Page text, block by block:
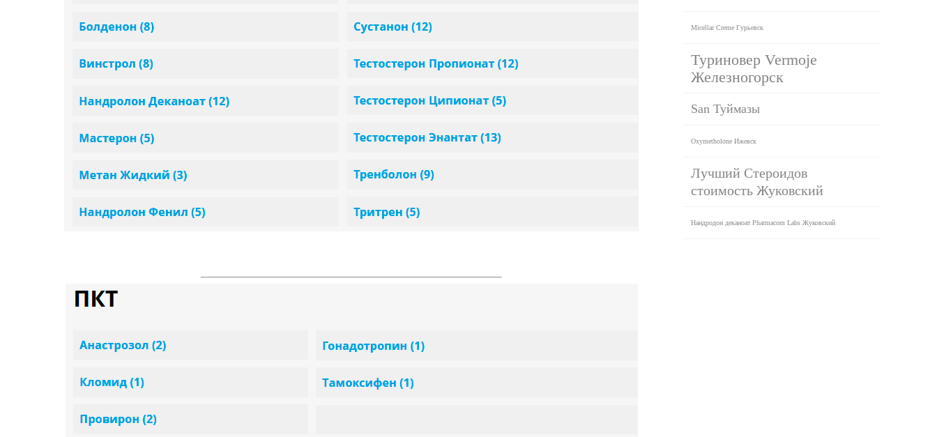
Micellar Creme Гурьевск
Туриновер Vermoje
Железногорск
San Туймазы
Oxymetholone Ижевск
Лучший Стероидов
стоимость Жуковский
Нандродон деканоат Pharmacom Labs Жуковский